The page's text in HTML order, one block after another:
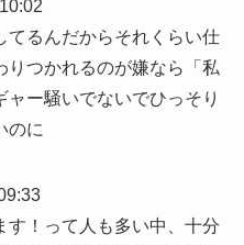
てるんだからそれくらい仕
りつかれるのが嫌なら「私
ー騒いでないでひっそり
のに
す！って人も多い中、十分